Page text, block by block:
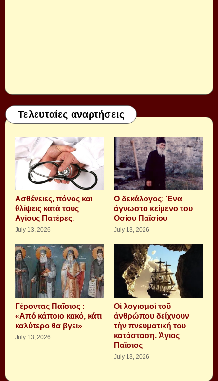
Τελευταίες αναρτήσεις
Aσθένειες, πόνος και
θλίψεις κατά τους
Αγίους Πατέρες.
July 13, 2026
Ο δεκάλογος: Ένα
άγνωστο κείμενο του
Οσίου Παϊσίου
July 13, 2026
Γέροντας Παΐσιος :
«Από κάποιο κακό, κάτι
καλύτερο θα βγει»
July 13, 2026
Οἱ λογισμοὶ τοῦ
ἀνθρώπου δείχνουν
τὴν πνευματική του
κατάσταση. Ἁγιος
Παΐσιος
July 13, 2026